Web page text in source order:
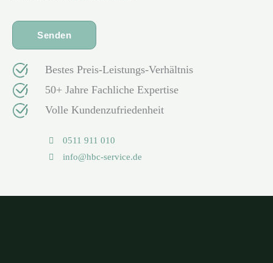
Bestes Preis-Leistungs-Verhältnis
50+ Jahre Fachliche Expertise
Volle Kundenzufriedenheit
0511 911 010
info@hbc-service.de